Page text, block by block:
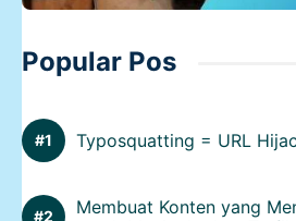
Popular Pos
Typosquatting = URL
Membuat Konten yang